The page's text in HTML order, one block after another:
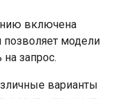
включена
позволяет модели
запрос.
варианты